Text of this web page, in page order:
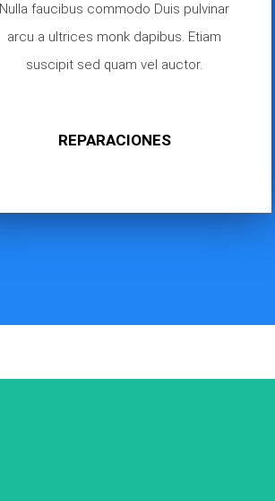
Nulla faucibus commodo Duis pulvinar
arcu a ultrices monk dapibus. Etiam
suscipit sed quam vel auctor.
REPARACIONES